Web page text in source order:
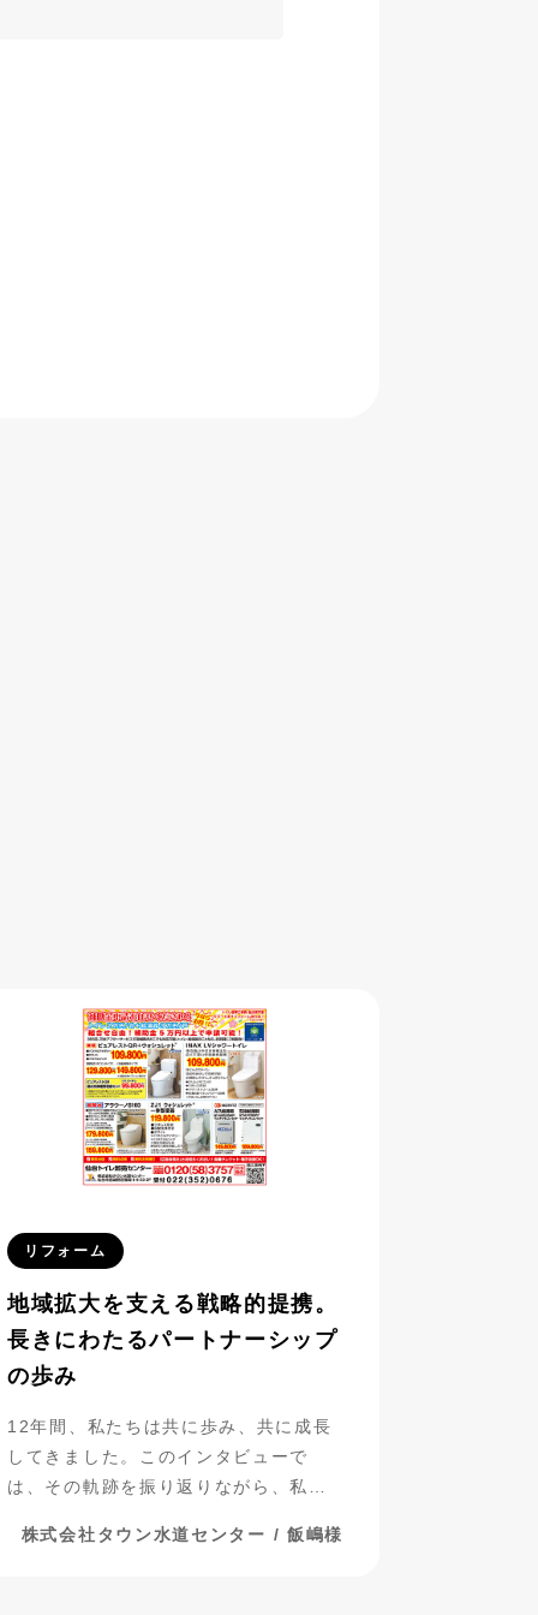
リフォーム
地域拡大を支える戦略的提携。
長きにわたるパートナーシップ
の歩み
12年間、私たちは共に歩み、共に成長
してきました。このインタビューで
は、その軌跡を振り返りながら、私た
いきたいと思います。
株式会社タウン水道センター / 飯嶋様